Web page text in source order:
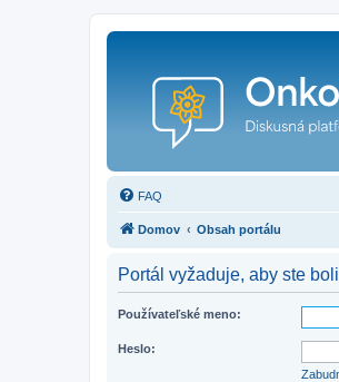
FAQ
Domov Obsah portálu
Portál vyžaduje, aby ste
Používateľské meno:
Heslo: